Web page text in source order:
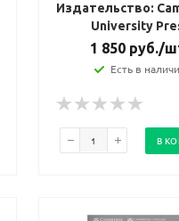
Издательство:
University
1 850 руб./
Есть в
В